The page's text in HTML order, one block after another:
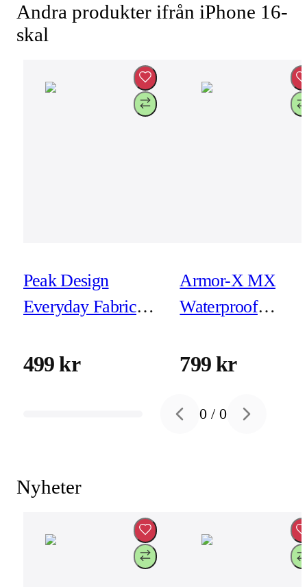
Andra produkter ifrån iPhone 16-
skal
Peak Design
Everyday Fabric
Eclipse
499 kr
Armor-X MX
Waterproof
iPhone 16
799 kr
Previous slide
0 /0 Next slide
Nyheter